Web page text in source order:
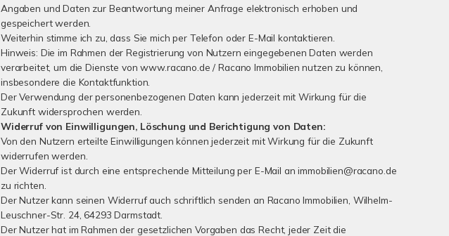
Angaben und Daten zur Beantwortung meiner Anfrage elektronisch erhoben und
gespeichert werden.
Weiterhin stimme ich zu, dass Sie mich per Telefon oder E-Mail kontaktieren.
Hinweis: Die im Rahmen der Registrierung von Nutzern eingegebenen Daten werden
verarbeitet, um die Dienste von www.racano.de / Racano Immobilien nutzen zu können,
insbesondere die Kontaktfunktion.
Der Verwendung der personenbezogenen Daten kann jederzeit mit Wirkung für die
Zukunft widersprochen werden.
Widerruf von Einwilligungen, Löschung und Berichtigung von Daten:
Von den Nutzern erteilte Einwilligungen können jederzeit mit Wirkung für die Zukunft
widerrufen werden.
Der Widerruf ist durch eine entsprechende Mitteilung per E-Mail an immobilien@racano.de
zu richten.
Der Nutzer kann seinen Widerruf auch schriftlich senden an Racano Immobilien, Wilhelm-
Leuschner-Str. 24, 64293 Darmstadt.
Der Nutzer hat im Rahmen der gesetzlichen Vorgaben das Recht, jeder Zeit die